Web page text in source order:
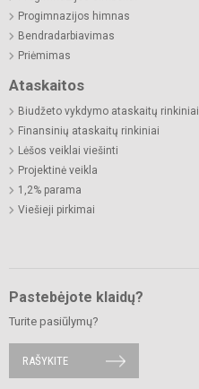
Progimnazijos himnas
Bendradarbiavimas
Priėmimas
Ataskaitos
Biudžeto vykdymo ataskaitų rinkiniai
Finansinių ataskaitų rinkiniai
Lėšos veiklai viešinti
Projektinė veikla
1,2% parama
Viešieji pirkimai
Pastebėjote klaidų?
Turite pasiūlymų?
RAŠYKITE